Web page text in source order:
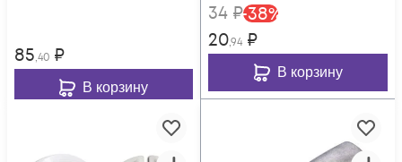
85,40 ₽
В корзину
34 ₽-38%
20,94 ₽
В корзину